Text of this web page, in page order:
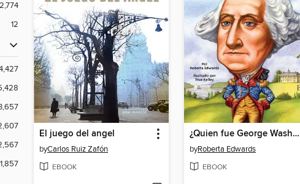
2,774
12
El juego del angel
byCarlos Ruiz Zafón
EBOOK
¿Quien fue George Washington?
byRoberta Edwards
EBOOK